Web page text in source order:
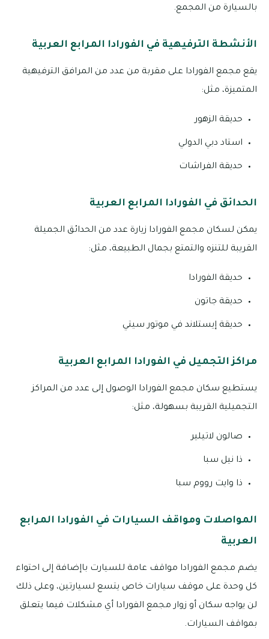
بالسيارة من المجمع.
الأنشطة الترفيهية في الفورادا المرابع العربية
يقع مجمع الفورادا على مقربة من عدد من المرافق الترفيهية
المتميزة، مثل:
حديقة الزهور
استاد دبي الدولي
حديقة الفراشات
الحدائق في الفورادا المرابع العربية
يمكن لسكان مجمع الفورادا زيارة عدد من الحدائق الجميلة
القريبة للتنزه والتمتع بجمال الطبيعة، مثل:
حديقة الفورادا
حديقة جاتون
حديقة إيستلاند في موتور سيتي
مراكز التجميل في الفورادا المرابع العربية
يستطيع سكان مجمع الفورادا الوصول إلى عدد من المراكز
التجميلية القريبة بسهولة، مثل:
صالون لاتيلير
ذا نيل سبا
ذا وايت رووم سبا
المواصلات ومواقف السيارات في الفورادا المرابع
العربية
يضم مجمع الفورادا مواقف عامة للسيارت باإضافة إلى احتواء
كل وحدة على موقف سيارات خاص يتسع لسيارتين، وعلى ذلك
لن يواجه سكان أو زوار مجمع الفورادا أي مشكلات فيما يتعلق
بمواقف السيارات.